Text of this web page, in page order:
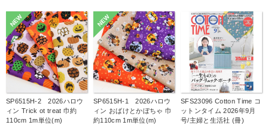
NEW
SP6515H-2 2026ハロウ
ィン Trick ot treat 巾約
110cm 1m単位(m)
NEW
SP6515H-1 2026ハロウ
ィン おばけとかぼちゃ 巾
約110cm 1m単位(m)
SFS23096 Cotton Time コ
ットンタイム 2026年9月
号/主婦と生活社 (冊)